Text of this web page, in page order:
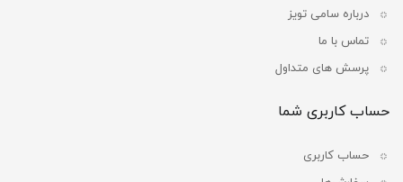
درباره سامی تویز
تماس با ما
پرسش های متداول
حساب کاربری شما
حساب کاربری